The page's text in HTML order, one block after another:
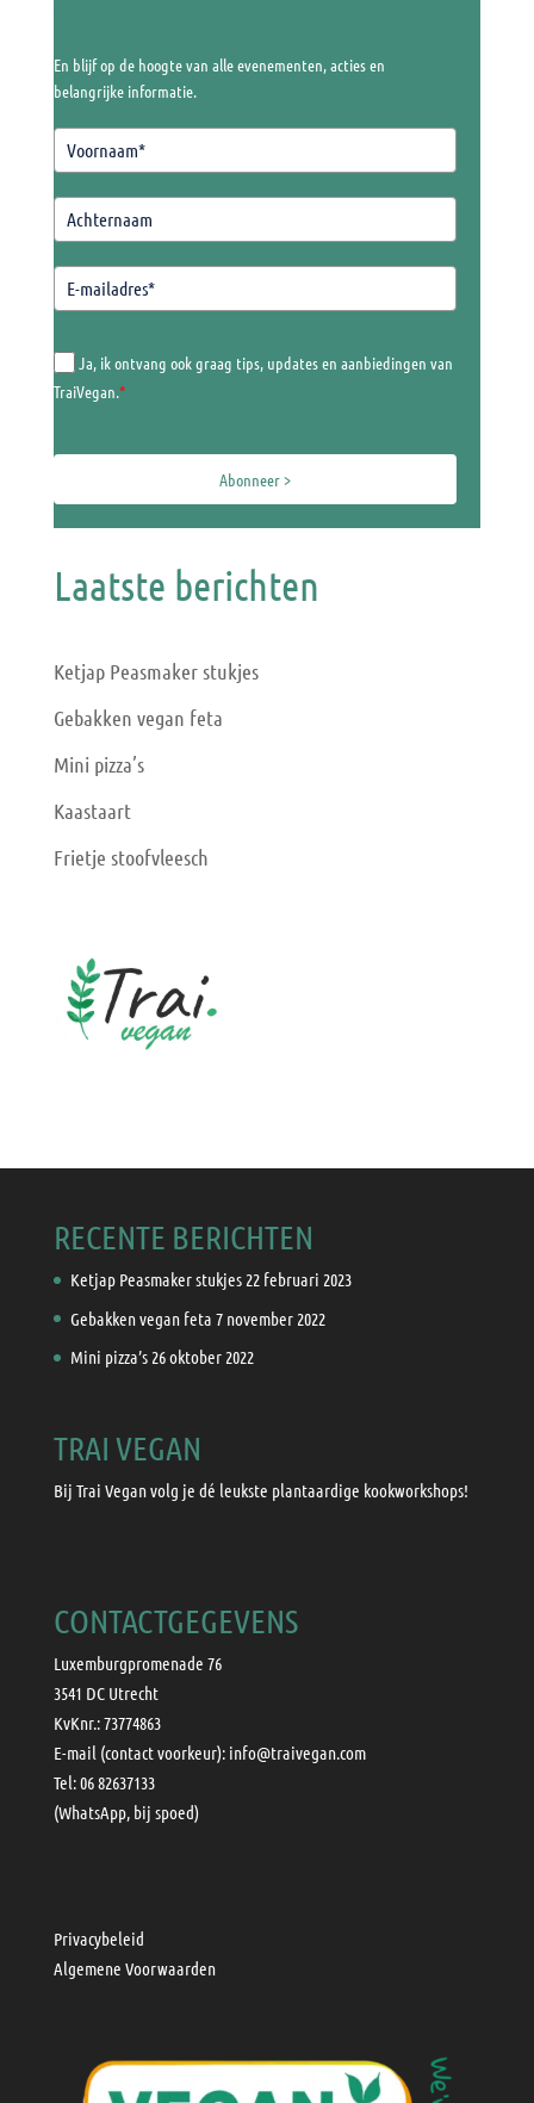
En blijf op de hoogte van alle evenementen, acties en
belangrijke informatie.
Ja, ik ontvang ook graag tips, updates en aanbiedingen van
TraiVegan.*
Abonneer >
Laatste berichten
Ketjap Peasmaker stukjes
Gebakken vegan feta
Mini pizza’s
Kaastaart
Frietje stoofvleesch
RECENTE BERICHTEN
Ketjap Peasmaker stukjes 22 februari 2023
Gebakken vegan feta 7 november 2022
Mini pizza’s 26 oktober 2022
TRAI VEGAN
Bij Trai Vegan volg je dé leukste plantaardige kookworkshops!
CONTACTGEGEVENS
Luxemburgpromenade 76
3541 DC Utrecht
KvKnr.: 73774863
E-mail (contact voorkeur): info@traivegan.com
Tel: 06 82637133
(WhatsApp, bij spoed)
Privacybeleid
Algemene Voorwaarden